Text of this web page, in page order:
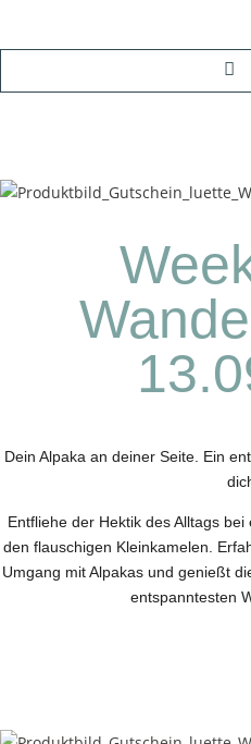
Dein Alpaka an deiner Seite. Ein
Entfliehe der Hektik des Alltags
den flauschigen Kleinkamelen.
Umgang mit Alpakas und genießt
entspanntesten